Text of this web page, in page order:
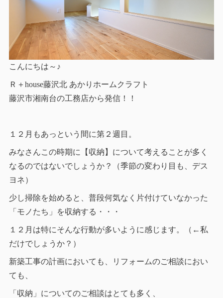
こんにちは～♪
Ｒ＋house藤沢北 あかりホームクラフト
藤沢市湘南台の工務店から発信！！
１２月もあっという間に第２週目。
みなさんこの時期に【収納】について考えることが多く
なるのではないでしょうか？（季節の変わり目も、デス
ヨネ）
少し掃除を始めると、普段何気なく片付けていなかった
「モノたち」を収納する・・・
１２月は特にそんな行動が多いように感じます。（←私
だけでしょうか？）
新築工事の計画においても、リフォームのご相談におい
ても、
「収納」についてのご相談はとても多く、